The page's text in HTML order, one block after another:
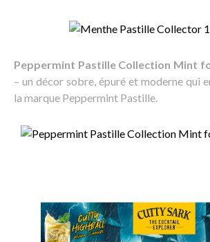
Peppermint Pastille Collection Mint
– un décor sobre, épuré et moderne qui
la marque Peppermint Pastille.